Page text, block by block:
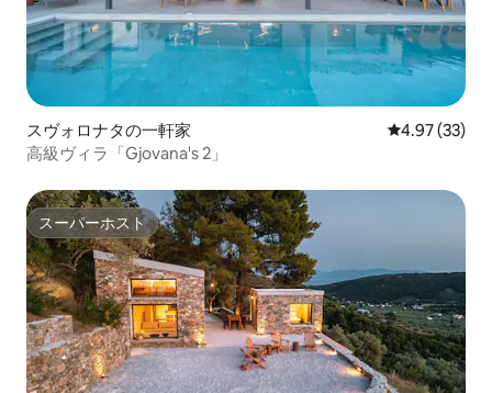
スヴォロナタの一軒家 レビュー33
4.97 (33)
高級ヴィラ「Gjovana's 2」
スーパーホスト
スーパーホスト